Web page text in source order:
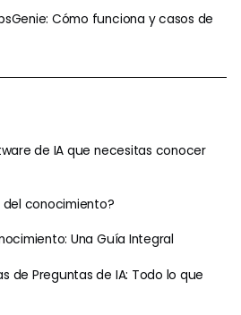
Cómo funciona y casos de
de IA que necesitas conocer
conocimiento?
Una Guía Integral
de Preguntas de IA: Todo lo que